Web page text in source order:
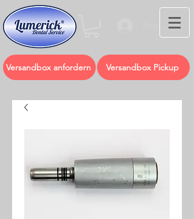
Anmelden
Versandbox anfordern Versandbox Pickup